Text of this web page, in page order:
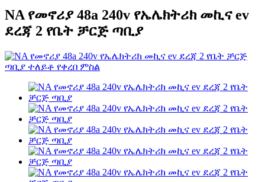
NA የመኖሪያ 48a 240v የኤሌክትሪክ መኪና ev
ደረጃ 2 የቤት ቻርጅ ጣቢያ